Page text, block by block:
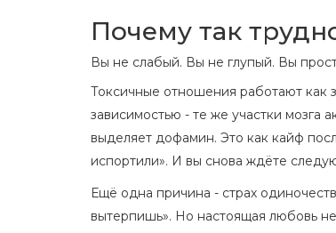
Почему так
Вы не слабый. Вы не глупый. Вы
Токсичные отношения работают как
зависимостью - те же участки мозга
выделяет дофамин. Это как кайф
испортили». И вы снова ждёте
Ещё одна причина - страх
вытерпишь». Но настоящая любовь